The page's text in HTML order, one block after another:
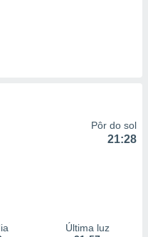
Pôr do sol
21:28
Última luz